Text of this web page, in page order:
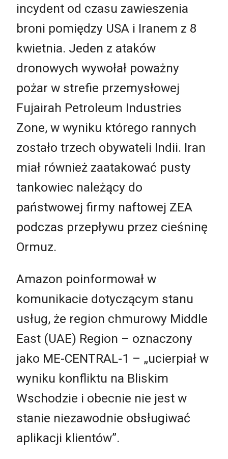
incydent od czasu zawieszenia
broni pomiędzy USA i Iranem z 8
kwietnia. Jeden z ataków
dronowych wywołał poważny
pożar w strefie przemysłowej
Fujairah Petroleum Industries
Zone, w wyniku którego rannych
zostało trzech obywateli Indii. Iran
miał również zaatakować pusty
tankowiec należący do
państwowej firmy naftowej ZEA
podczas przepływu przez cieśninę
Ormuz.
Amazon poinformował w
komunikacie dotyczącym stanu
usług, że region chmurowy Middle
East (UAE) Region – oznaczony
jako ME-CENTRAL-1 – „ucierpiał w
wyniku konfliktu na Bliskim
Wschodzie i obecnie nie jest w
stanie niezawodnie obsługiwać
aplikacji klientów”.